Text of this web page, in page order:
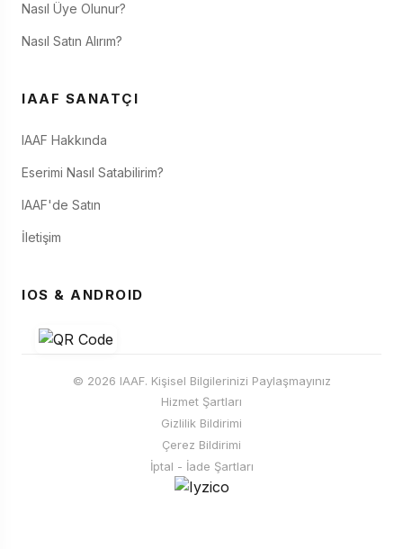
Nasıl Üye Olunur?
Nasıl Satın Alırım?
IAAF SANATÇI
IAAF Hakkında
Eserimi Nasıl Satabilirim?
IAAF'de Satın
İletişim
IOS & ANDROID
© 2026 IAAF. Kişisel Bilgilerinizi Paylaşmayınız
Hizmet Şartları
Gizlilik Bildirimi
Çerez Bildirimi
İptal - İade Şartları